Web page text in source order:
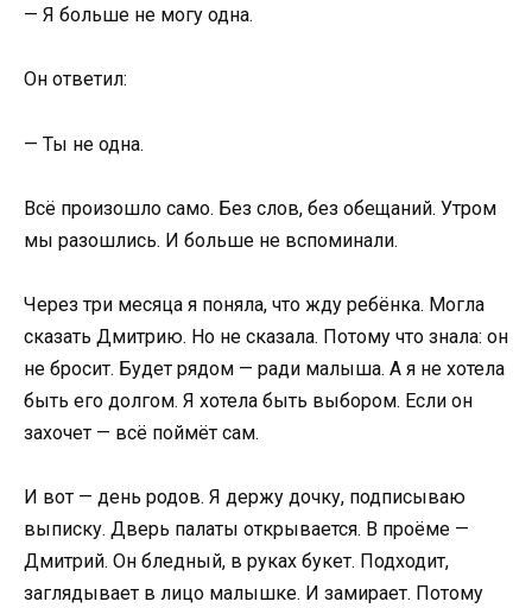
— Я больше не могу одна.
Он ответил:
— Ты не одна.
Всё произошло само. Без слов, без обещаний. Утром
мы разошлись. И больше не вспоминали.
Через три месяца я поняла, что жду ребёнка. Могла
сказать Дмитрию. Но не сказала. Потому что знала: он
не бросит. Будет рядом — ради малыша. А я не хотела
быть его долгом. Я хотела быть выбором. Если он
захочет — всё поймёт сам.
И вот — день родов. Я держу дочку, подписываю
выписку. Дверь палаты открывается. В проёме —
Дмитрий. Он бледный, в руках букет. Подходит,
заглядывает в лицо малышке. И замирает. Потому